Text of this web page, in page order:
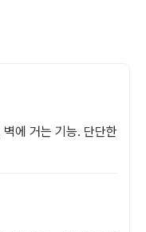
에 거는 기능. 단단한